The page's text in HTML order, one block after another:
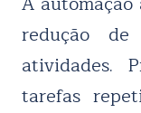
redução
atividades.
tarefas